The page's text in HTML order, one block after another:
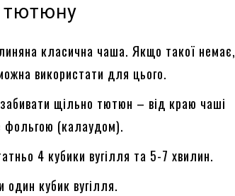
тютюну
класична чаша. Якщо такої немає,
використати для цього.
щільно тютюн – від краю чаші
фольгою (калаудом).
4 кубики вугілля та 5-7 хвилин.
кубик вугілля.